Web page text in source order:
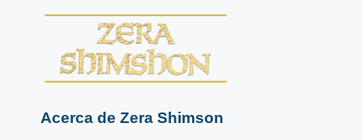
Acerca de Zera Shimson